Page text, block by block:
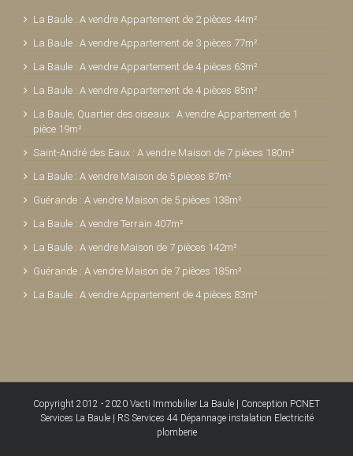
La Baule : A vendre Appartement de 2 pièces 44m²
La Baule : A vendre Appartement de 3 pièces 77m²
La Baule : A vendre Appartement de 4 pièces 63m²
La Baule : A vendre Appartement de 4 pièces 85m²
La Baule, Quartier des oiseaux : A vendre Appartement de 1
pièce 19m²
Saint-André des Eaux : A vendre Maison de 7 pièces 180m²
La Baule : A vendre Maison de 5 pièces 87m²
Guérande : A vendre Maison de 5 pièces 138m²
La Baule : A vendre Terrain 407m²
La Baule : A vendre Maison de 7 pièces 142m²
Guérande : A vendre Maison de 7 pièces 185m²
La Baule : A vendre Appartement de 4 pièces 83m²
Copyright 2012 - 2020 Vacti Immobilier La Baule
Conception PCNET
Services La Baule|
RS Services 44 Dépannage instalation Electricité
plomberie